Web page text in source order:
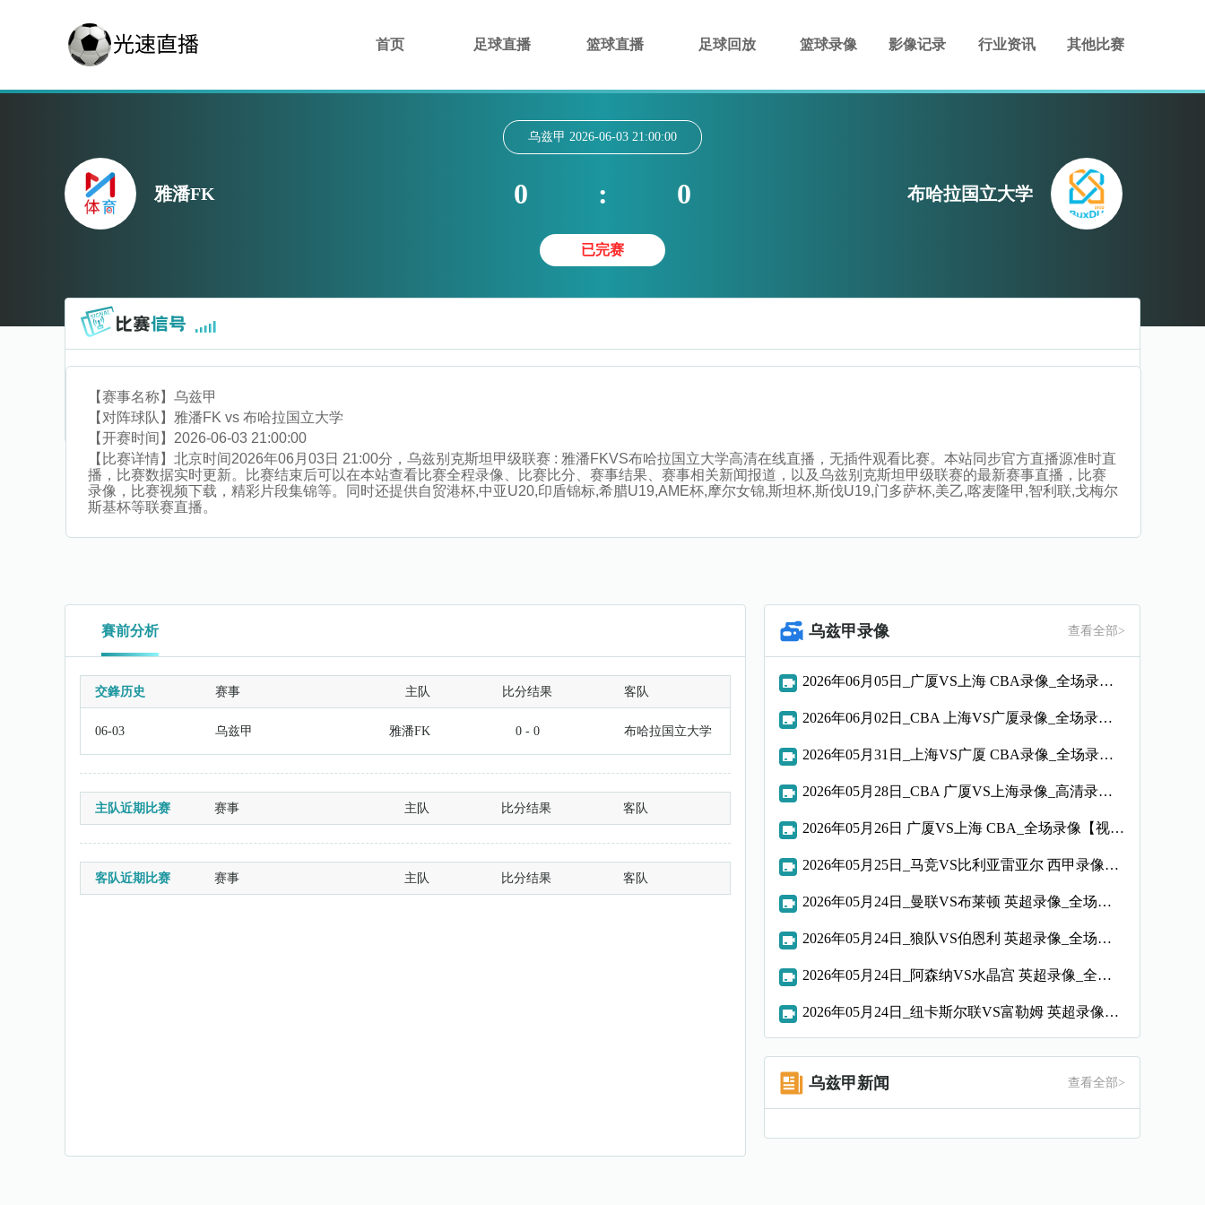
首页 足球直播 篮球直播 足球回放 篮球录像 影像记录 行业资讯 其他比赛
雅潘FK
乌兹甲 2026-06-03 21:00:00
0 : 0
已完赛
布哈拉国立大学
【赛事名称】 乌兹甲
【对阵球队】 雅潘FK vs 布哈拉国立大学
【开赛时间】 2026-06-03 21:00:00
【比赛详情】 北京时间2026年06月03日 21:00分，乌兹别克斯坦甲级联赛 : 雅潘FKVS布哈拉国立大学高清在线直播，无插件观看比赛。本站同步官方直播源准时直
播，比赛数据实时更新。比赛结束后可以在本站查看比赛全程录像、比赛比分、赛事结果、赛事相关新闻报道，以及乌兹别克斯坦甲级联赛的最新赛事直播，比赛
录像，比赛视频下载，精彩片段集锦等。同时还提供自贸港杯,中亚U20,印盾锦标,希腊U19,AME杯,摩尔女锦,斯坦杯,斯伐U19,门多萨杯,美乙,喀麦隆甲,智利联,戈梅尔
斯基杯等联赛直播。
賽前分析
交鋒历史 赛事 主队 比分结果 客队
06-03 乌兹甲 雅潘FK 0 - 0 布哈拉国立大学
主队近期比赛 赛事 主队 比分结果 客队
客队近期比赛 赛事 主队 比分结果 客队
乌兹甲录像 查看全部>
2026年06月05日_广厦VS上海 CBA录像_全场录像【高清回放】
2026年06月02日_CBA 上海VS广厦录像_全场录像【高清回放】
2026年05月31日_上海VS广厦 CBA录像_全场录像【全场回放】
2026年05月28日_CBA 广厦VS上海录像_高清录像【全场回放】
2026年05月26日 广厦VS上海 CBA_全场录像【视频集锦】
2026年05月25日_马竞VS比利亚雷亚尔 西甲录像_全场录像【全场回放】
2026年05月24日_曼联VS布莱顿 英超录像_全场录像【高清回放】
2026年05月24日_狼队VS伯恩利 英超录像_全场录像【高清回放】
2026年05月24日_阿森纳VS水晶宫 英超录像_全场录像【高清回放】
2026年05月24日_纽卡斯尔联VS富勒姆 英超录像_全场录像【视频集锦】
乌兹甲新闻 查看全部>